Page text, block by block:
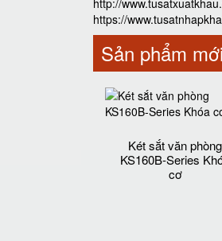
http://
https://
Sản phẩm
Két sắt văn phòng
KS160B-Series
cơ